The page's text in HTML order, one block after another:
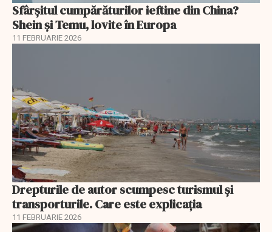
Sfârșitul cumpărăturilor ieftine din China?
Shein și Temu, lovite în Europa
11 FEBRUARIE 2026
Drepturile de autor scumpesc turismul și
transporturile. Care este explicația
11 FEBRUARIE 2026